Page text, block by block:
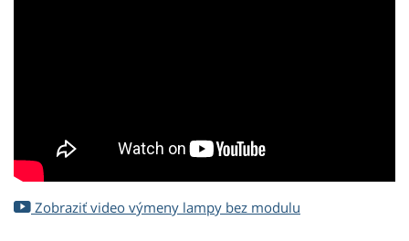
Zobraziť video výmeny lampy bez modulu